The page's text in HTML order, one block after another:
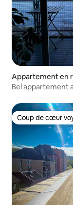
Appartement en
Bel appartement
Coup de cœur
Coup de cœur